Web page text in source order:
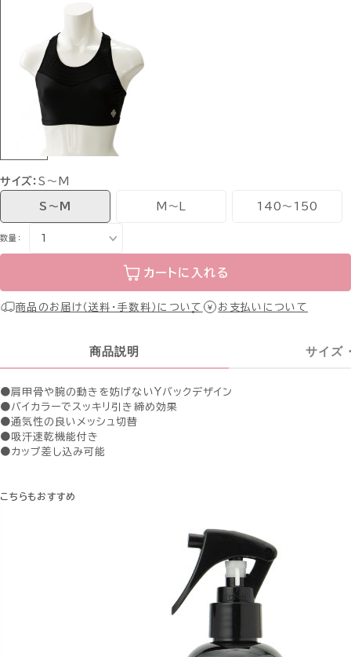
サイズ：S～M
S～M M～L 140～150
数量：
カートに入れる
商品のお届け（送料・手数料）について お支払いについて
商品説明 サイズ
●肩甲骨や腕の動きを妨げないYバックデザイン
●バイカラーでスッキリ引き締め効果
●通気性の良いメッシュ切替
●吸汗速乾機能付き
●カップ差し込み可能
こちらもおすすめ